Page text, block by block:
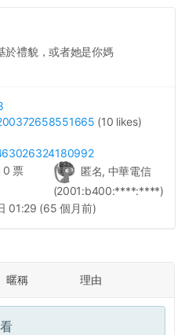
於禮貌，或者她是你媽
(10 likes)
匿名, 中華電信
(2001:b400:****:****)
0 票
01:29 (65 個月前)
暱稱 理由